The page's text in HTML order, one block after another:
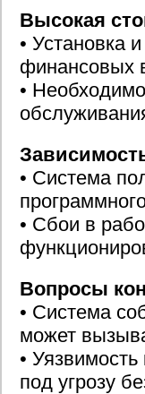
Высокая
• Установка
финансовых
•
• Система
• Сбои в
Вопросы
• Система
может
•
под угрозу